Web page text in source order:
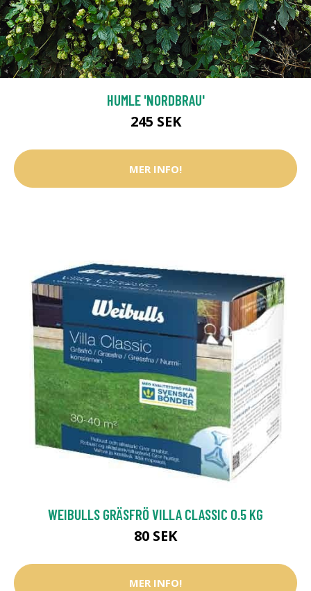
HUMLE 'NORDBRAU'
245 SEK
MER INFO!
WEIBULLS GRÄSFRÖ VILLA CLASSIC 0.5 KG
80 SEK
MER INFO!